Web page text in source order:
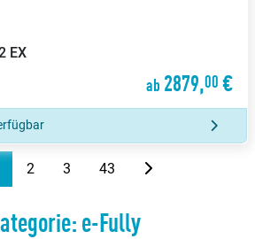
EX
ab 2879,00 €
2 3 43
e-Fully